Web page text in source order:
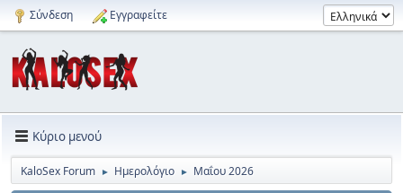
Σύνδεση Εγγραφείτε
Κύριο μενού
KaloSex Forum ► Ημερολόγιο ► Μαΐου 2026